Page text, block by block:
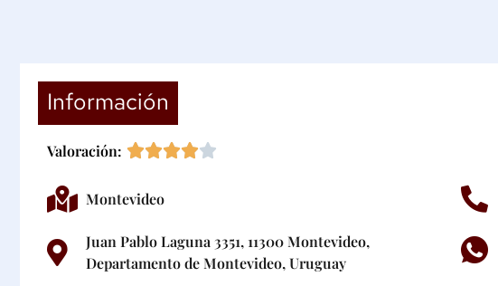
Información
Valoración:
Montevideo
Juan Pablo Laguna 3351, 11300 Montevideo,
Departamento de Montevideo, Uruguay